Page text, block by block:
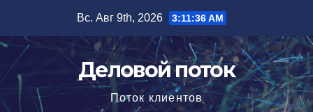
содержимому
Вс. Авг 9th, 2026 3:11:37 AM
Деловой поток
Поток клиентов